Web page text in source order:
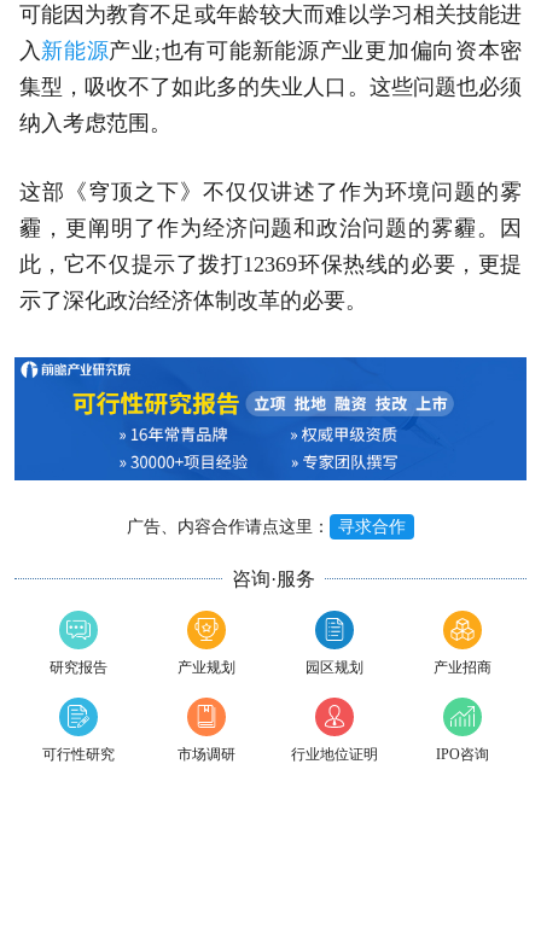
可能因为教育不足或年龄较大而难以学习相关技能进
入 新能源产业;也有可能新能源产业更加偏向资本密
集型，吸收不了如此多的失业人口。这些问题也必须
纳入考虑范围。
这部《穹顶之下》不仅仅讲述了作为环境问题的雾
霾，更阐明了作为经济问题和政治问题的雾霾。因
此，它不仅提示了拨打12369环保热线的必要，更提
示了深化政治经济体制改革的必要。
广告、内容合作请点这里： 寻求合作
咨询·服务
研究报告 产业规划 园区规划 产业招商
可行性研究 市场调研 行业地位证明 IPO咨询